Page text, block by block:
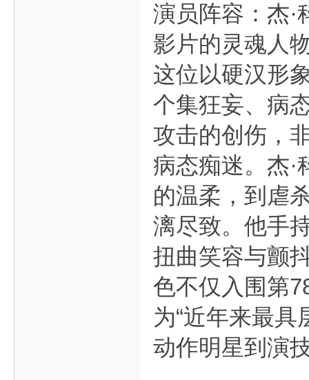
演员阵容：杰·
影片的灵魂人
这位以硬汉形
个集狂妄、病
攻击的创伤，
病态痴迷。杰
的温柔，到虐
漓尽致。他手
扭曲笑容与颤
色不仅入围第
为“近年来最具
动作明星到演